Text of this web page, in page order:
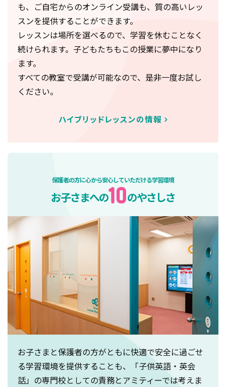
も、ご自宅からのオンライン受講も、質の高いレッ
スンを提供することができます。
レッスンは場所を選べるので、学習を休むことなく
続けられます。子どもたちもこの授業に夢中になり
ます。
すべての教室で受講が可能なので、是非一度お試し
ください。
ハイブリッドレッスンの情報
保護者の方に心から安心していただける学習環境
お子さまへの のやさしさ
お子さまと保護者の方がともに快適で安全に過ごせ
る学習環境を提供することも、「子供英語・英会
話」の専門校としての責務とアミティーでは考えま